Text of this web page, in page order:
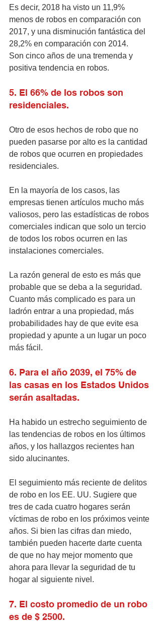
Es decir, 2018 ha visto un 11,9%
menos de robos en comparación con
2017, y una disminución fantástica del
28,2% en comparación con 2014.
Son cinco años de una tremenda y
positiva tendencia en robos.
5. El 66% de los robos son
residenciales.
Otro de esos hechos de robo que no
pueden pasarse por alto es la cantidad
de robos que ocurren en propiedades
residenciales.
En la mayoría de los casos, las
empresas tienen artículos mucho más
valiosos, pero las estadísticas de robos
comerciales indican que solo un tercio
de todos los robos ocurren en las
instalaciones comerciales.
La razón general de esto es más que
probable que se deba a la seguridad.
Cuanto más complicado es para un
ladrón entrar a una propiedad, más
probabilidades hay de que evite esa
propiedad y apunte a un lugar un poco
más fácil.
6. Para el año 2039, el 75% de
las casas en los Estados Unidos
serán asaltadas.
Ha habido un estrecho seguimiento de
las tendencias de robos en los últimos
años, y los hallazgos recientes han
sido alucinantes.
El seguimiento más reciente de delitos
de robo en los EE. UU. Sugiere que
tres de cada cuatro hogares serán
víctimas de robo en los próximos veinte
años. Si bien las cifras dan miedo,
también pueden hacerte darte cuenta
de que no hay mejor momento que
ahora para llevar la seguridad de tu
hogar al siguiente nivel.
7. El costo promedio de un robo
es de $ 2500.